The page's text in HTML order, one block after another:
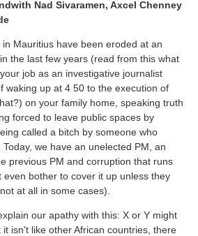
Nad Sivaramen, Axcel Chenney
Mauritius have been eroded at an
the last few years (read from this what
job as an investigative journalist
waking up at 4 50 to the execution of
on your family home, speaking truth
forced to leave public spaces by
called a bitch by someone who
we have an unelected PM, an
previous PM and corruption that runs
bother to cover it up unless they
at all in some cases).
our apathy with this: X or Y might
isn't like other African countries, there